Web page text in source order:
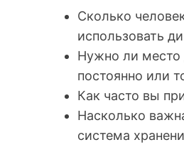
Сколько
использовать
Нужно ли место
постоянно или
Как часто вы
Насколько
система